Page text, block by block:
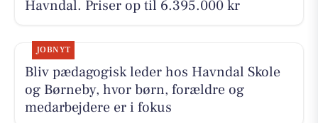
Havndal. Priser op til 6.395.000 kr
JOBNYT
Bliv pædagogisk leder hos Havndal Skole
og Børneby, hvor børn, forældre og
medarbejdere er i fokus